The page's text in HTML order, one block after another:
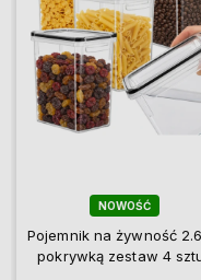
NOWOŚĆ
Pojemnik na żywność
pokrywką zestaw 4